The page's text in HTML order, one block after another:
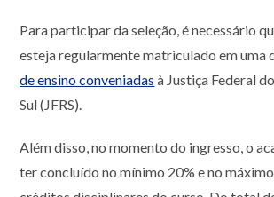
Para participar da seleção, é necessário
esteja regularmente matriculado em uma
de ensino conveniadas à Justiça Federal
Sul (JFRS).
Além disso, no momento do ingresso, o
ter concluído no mínimo 20% e no